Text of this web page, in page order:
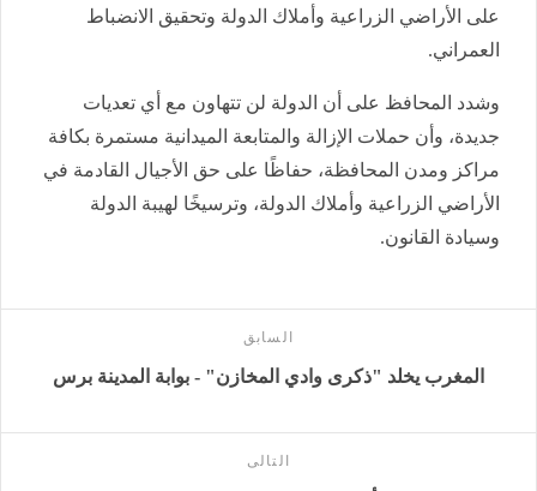
على الأراضي الزراعية وأملاك الدولة وتحقيق الانضباط
العمراني.
وشدد المحافظ على أن الدولة لن تتهاون مع أي تعديات
جديدة، وأن حملات الإزالة والمتابعة الميدانية مستمرة بكافة
مراكز ومدن المحافظة، حفاظًا على حق الأجيال القادمة في
الأراضي الزراعية وأملاك الدولة، وترسيخًا لهيبة الدولة
وسيادة القانون.
السابق
المغرب يخلد "ذكرى وادي المخازن" - بوابة المدينة برس
التالى